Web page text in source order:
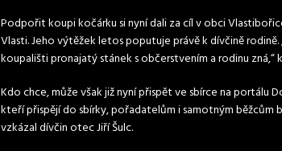
Podpořit koupi kočárku si nyní dali za cíl v obci
Vlasti. Jeho výtěžek letos poputuje právě k dívčině rodině.
koupališti pronajatý stánek s občerstvením a rodinu
Kdo chce, může však již nyní přispět ve sbírce na portálu
kteří přispějí do sbírky, pořadatelům i samotným běžcům
vzkázal dívčin otec Jiří Šulc.